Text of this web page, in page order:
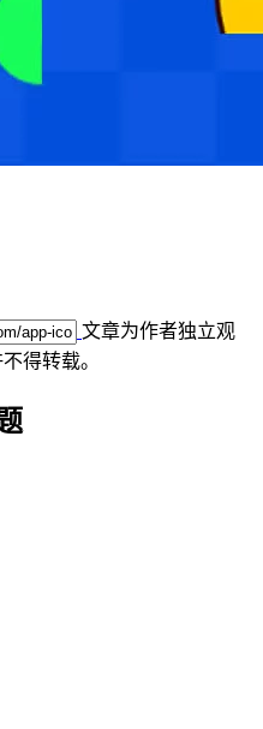
文章为作者独立观
得转载。